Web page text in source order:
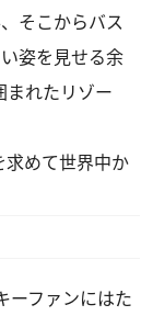
そこからバス
姿を見せる余
まれたリゾー
めて世界中か
ーファンにはた